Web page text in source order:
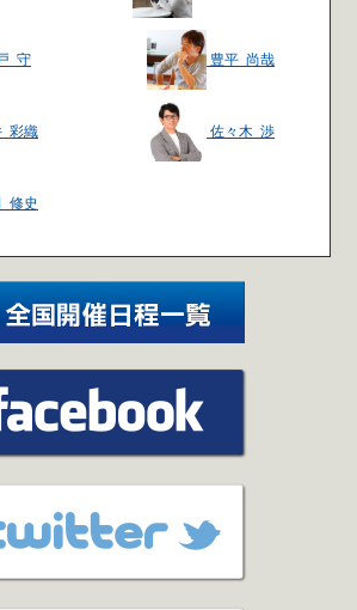
守 豊平 尚哉
彩織 佐々木 渉
修史